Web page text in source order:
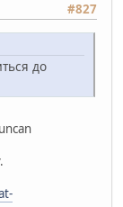
#827
до